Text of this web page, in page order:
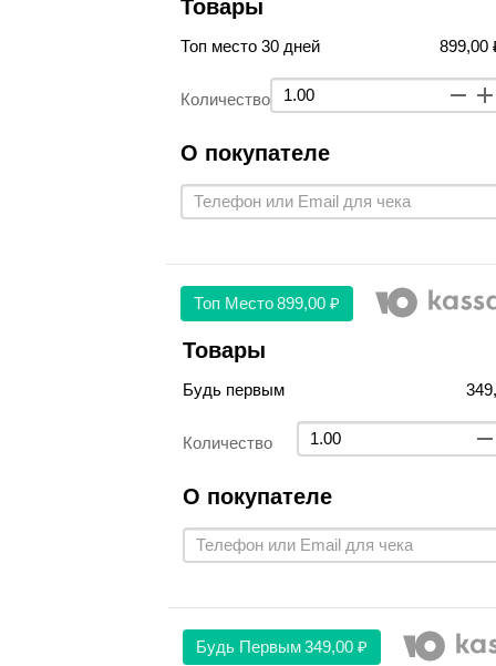
Товары
Топ место 30 дней 899,00
Количество
О покупателе
Топ Место 899,00 ₽
Товары
Будь первым
Количество
О покупателе
Будь Первым349,00 ₽